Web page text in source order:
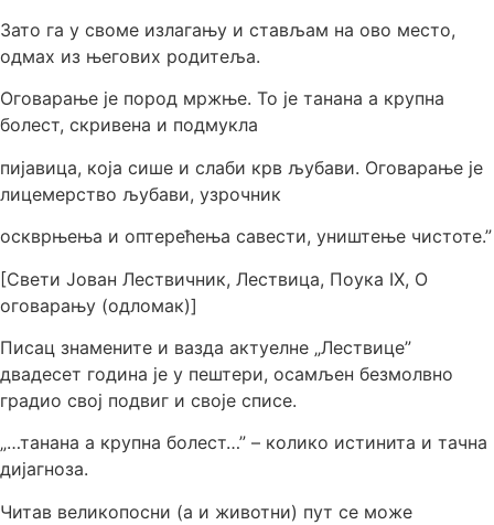
Зато га у своме излагању и стављам на ово место,
одмах из његових родитеља.
Оговарање је пород мржње. То је танана а крупна
болест, скривена и подмукла
пијавица, која сише и слаби крв љубави. Оговарање је
лицемерство љубави, узрочник
оскврњења и оптерећења савести, уништење чистоте.”
[Свети Јован Лествичник, Лествица, Поука IX, О
оговарању (одломак)]
Писац знамените и вазда актуелне „Лествице”
двадесет година је у пештери, осамљен безмолвно
градио свој подвиг и своје списе.
„…танана а крупна болест…” – колико истинита и тачна
дијагноза.
Читав великопосни (а и животни) пут се може